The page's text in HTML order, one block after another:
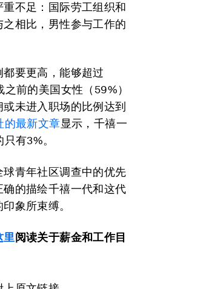
不足：国际劳工组织和
相比，男性参与工作的
要更高，能够超过
前的美国女性（59%）
未进入职场的比例达到
的最新文章显示，千禧一
有3%。
青年社区调查中的优先
的描绘千禧一代和这代
象所束缚。
里阅读关于薪金和工作目